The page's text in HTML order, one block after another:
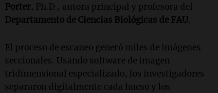
Porter, Ph.D., autora principal y profesora del
Departamento de Ciencias Biológicas de FAU.
El proceso de escaneo generó miles de imágenes
seccionales. Usando software de imagen
tridimensional especializado, los investigadores
separaron digitalmente cada hueso y los